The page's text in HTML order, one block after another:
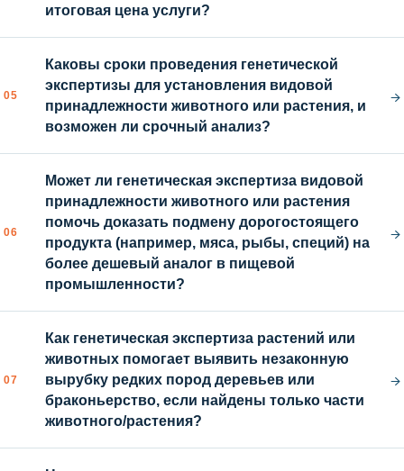
итоговая цена услуги?
05
Каковы сроки проведения генетической
экспертизы для установления видовой
принадлежности животного или растения, и
возможен ли срочный анализ?
→
06
Может ли генетическая экспертиза видовой
принадлежности животного или растения
помочь доказать подмену дорогостоящего
продукта (например, мяса, рыбы, специй) на
более дешевый аналог в пищевой
промышленности?
→
07
Как генетическая экспертиза растений или
животных помогает выявить незаконную
вырубку редких пород деревьев или
браконьерство, если найдены только части
животного/растения?
→